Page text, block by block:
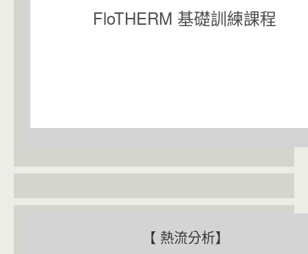
FloTHERM 基礎訓練課程
【 熱流分析】